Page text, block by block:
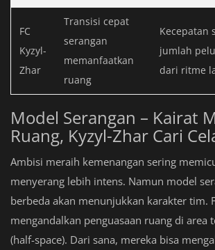
FC
Kyzyl-
Zhar
Transisi cepat
serangan
memanfaatkan
ruang
Kecepatan
jumlah
dari ritme
Model Serangan – Kairat
Ruang, Kyzyl-Zhar Cari
Ambisi meraih kemenangan sering
menyerang lebih intens. Namun model
berbeda akan menunjukkan karakter tim.
mengandalkan penguasaan ruang di area
(half-space). Dari sana, mereka bisa